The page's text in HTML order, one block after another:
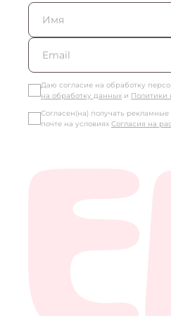
Даю согласие на обработку
на обработку данных и Политики
Согласен(на) получать
почте на условиях Согласия на